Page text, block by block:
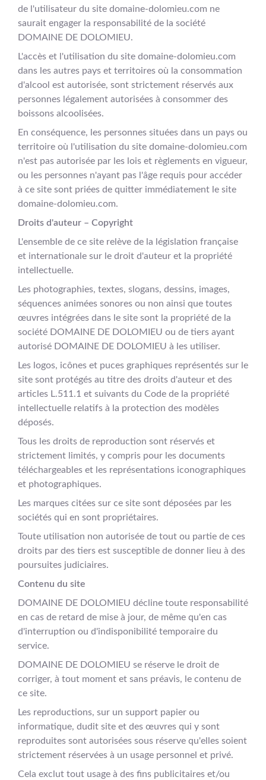
de l'utilisateur du site domaine-dolomieu.com ne
saurait engager la responsabilité de la société
DOMAINE DE DOLOMIEU.
L'accès et l'utilisation du site domaine-dolomieu.com
dans les autres pays et territoires où la consommation
d'alcool est autorisée, sont strictement réservés aux
personnes légalement autorisées à consommer des
boissons alcoolisées.
En conséquence, les personnes situées dans un pays ou
territoire où l'utilisation du site domaine-dolomieu.com
n'est pas autorisée par les lois et règlements en vigueur,
ou les personnes n'ayant pas l'âge requis pour accéder
à ce site sont priées de quitter immédiatement le site
domaine-dolomieu.com.
Droits d'auteur – Copyright
L'ensemble de ce site relève de la législation française
et internationale sur le droit d'auteur et la propriété
intellectuelle.
Les photographies, textes, slogans, dessins, images,
séquences animées sonores ou non ainsi que toutes
œuvres intégrées dans le site sont la propriété de la
société DOMAINE DE DOLOMIEU ou de tiers ayant
autorisé DOMAINE DE DOLOMIEU à les utiliser.
Les logos, icônes et puces graphiques représentés sur le
site sont protégés au titre des droits d'auteur et des
articles L.511.1 et suivants du Code de la propriété
intellectuelle relatifs à la protection des modèles
déposés.
Tous les droits de reproduction sont réservés et
strictement limités, y compris pour les documents
téléchargeables et les représentations iconographiques
et photographiques.
Les marques citées sur ce site sont déposées par les
sociétés qui en sont propriétaires.
Toute utilisation non autorisée de tout ou partie de ces
droits par des tiers est susceptible de donner lieu à des
poursuites judiciaires.
Contenu du site
DOMAINE DE DOLOMIEU décline toute responsabilité
en cas de retard de mise à jour, de même qu'en cas
d'interruption ou d'indisponibilité temporaire du
service.
DOMAINE DE DOLOMIEU se réserve le droit de
corriger, à tout moment et sans préavis, le contenu de
ce site.
Les reproductions, sur un support papier ou
informatique, dudit site et des œuvres qui y sont
reproduites sont autorisées sous réserve qu'elles soient
strictement réservées à un usage personnel et privé.
Cela exclut tout usage à des fins publicitaires et/ou